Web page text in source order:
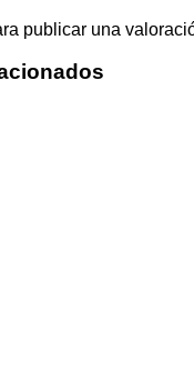
publicar una